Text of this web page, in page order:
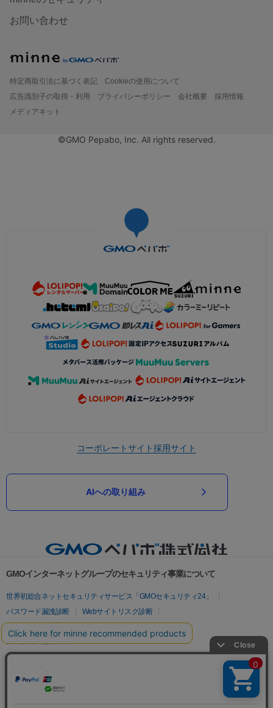
お問い合わせ
特定商取引法に基づく表記
Cookieの使用について
広告識別子の取得・利用
プライバシーポリシー 会社概要
採用情報
メディアキット
©GMO Pepabo, Inc. All rights reserved.
コーポレートサイト採用サイト
AIへの取り組み
GMOインターネットグループのセキュリティ事業について
世界初総合ネットセキュリティサービス「GMOセキュリティ24」
パスワード漏洩診断
Webサイトリスク診断
セキュリティ相談AIチャットボット
実在証明・盗聴対策
サイバー攻撃対策（GMOサイバーセキュリティ byイエラエ）
サイバー攻撃対策（GMO Flatt Security）
セキュリティ事業の軌跡